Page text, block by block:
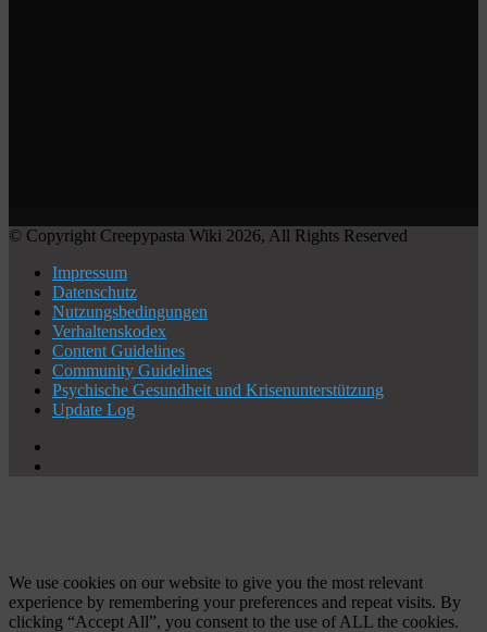
© Copyright Creepypasta Wiki 2026, All Rights Reserved
Impressum
Datenschutz
Nutzungsbedingungen
Verhaltenskodex
Content Guidelines
Community Guidelines
Psychische Gesundheit und Krisenunterstützung
Update Log
We use cookies on our website to give you the most relevant
experience by remembering your preferences and repeat visits. By
clicking “Accept All”, you consent to the use of ALL the cookies.